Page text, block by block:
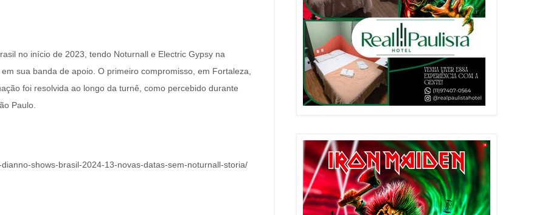
no início de 2023, tendo Noturnall e Electric Gypsy na
sua banda de apoio. O primeiro compromisso, em Fortaleza,
foi resolvida ao longo da turnê, como percebido durante
Paulo.
shows-brasil-2024-13-novas-datas-sem-noturnall-storia/